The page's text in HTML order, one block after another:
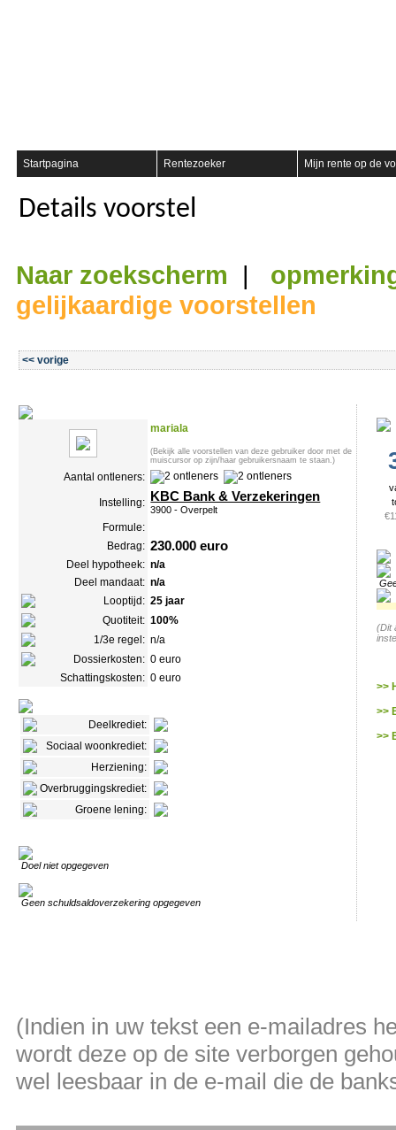
Startpagina Rentezoeker Mijn rente op de
Details voorstel
Naar zoekscherm |
gelijkaardige voorstellen
<< vorige
mariala
(Bekijk alle voorstellen van deze gebruiker door met de
muiscursor op zijn/haar gebruikersnaam te staan.)
Aantal ontleners:
Instelling: KBC Bank & Verzekeringen
3900 - Overpelt
Formule:
Bedrag: 230.000 euro
Deel hypotheek: n/a
Deel mandaat: n/a
Looptijd: 25 jaar
Quotiteit: 100%
1/3e regel: n/a
Dossierkosten: 0 euro
Schattingskosten: 0 euro
Deelkrediet:
Sociaal woonkrediet:
Herziening:
Overbruggingskrediet:
Groene lening:
Doel niet opgegeven
Geen schuldsaldoverzekering opgegeven
(Dit
>>
>>
>>
(Indien in uw tekst een e-mailadres
wordt deze op de site verborgen
wel leesbaar in de e-mail die de